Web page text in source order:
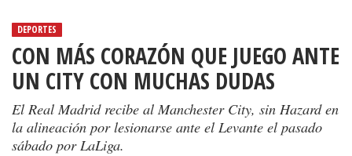
DEPORTES
CON MÁS CORAZÓN QUE JUEGO ANTE
UN CITY CON MUCHAS DUDAS
El Real Madrid recibe al Manchester City, sin Hazard en
la alineación por lesionarse ante el Levante el pasado
sábado por LaLiga.